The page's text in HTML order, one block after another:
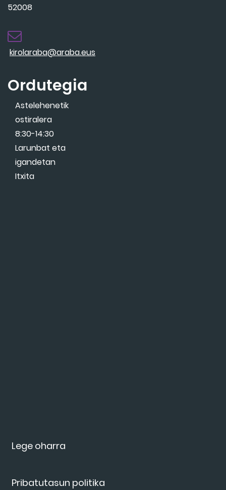
Lege oharra
Pribatutasun politika
52008
kirolaraba@araba.eus
Ordutegia
Astelehenetik
ostiralera
8:30-14:30
Larunbat eta
igandetan
Itxita